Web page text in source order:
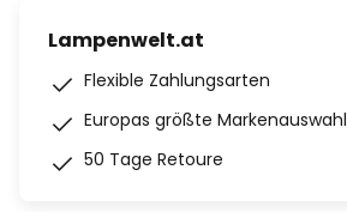
Lampenwelt.at
Flexible Zahlungsarten
Europas größte Markenauswahl
50 Tage Retoure